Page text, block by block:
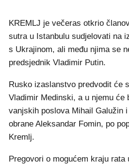
KREMLJ je večeras otkrio
sutra u Istanbulu sudjelovati na
s Ukrajinom, ali među njima se
predsjednik Vladimir Putin.
Rusko izaslanstvo predvodit će
Vladimir Medinski, a u njemu će
vanjskih poslova Mihail Galužin
obrane Aleksandar Fomin, po
Kremlj.
Pregovori o mogućem kraju